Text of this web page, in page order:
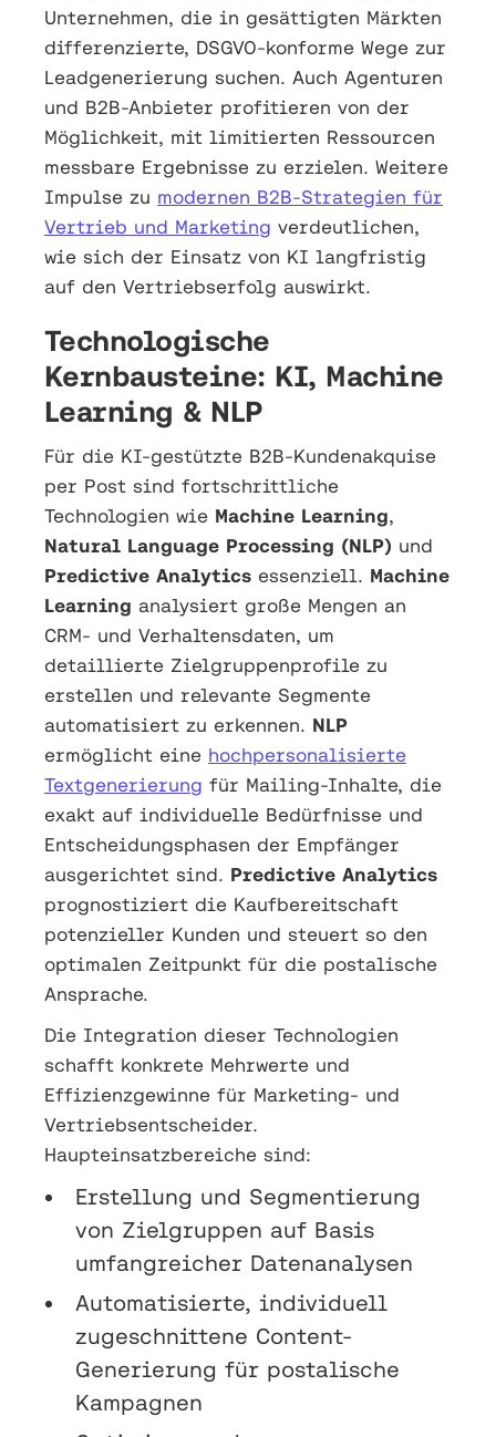
Unternehmen, die in gesättigten Märkten
differenzierte, DSGVO-konforme Wege zur
Leadgenerierung suchen. Auch Agenturen
und B2B-Anbieter profitieren von der
Möglichkeit, mit limitierten Ressourcen
messbare Ergebnisse zu erzielen. Weitere
Impulse zu modernen B2B-Strategien für
Vertrieb und Marketing verdeutlichen,
wie sich der Einsatz von KI langfristig
auf den Vertriebserfolg auswirkt.
Technologische
Kernbausteine: KI, Machine
Learning & NLP
Für die KI-gestützte B2B-Kundenakquise
per Post sind fortschrittliche
Technologien wie Machine Learning,
Natural Language Processing (NLP) und
Predictive Analytics essenziell. Machine
Learning analysiert große Mengen an
CRM- und Verhaltensdaten, um
detaillierte Zielgruppenprofile zu
erstellen und relevante Segmente
automatisiert zu erkennen. NLP
ermöglicht eine hochpersonalisierte
Textgenerierung für Mailing-Inhalte, die
exakt auf individuelle Bedürfnisse und
Entscheidungsphasen der Empfänger
ausgerichtet sind. Predictive Analytics
prognostiziert die Kaufbereitschaft
potenzieller Kunden und steuert so den
optimalen Zeitpunkt für die postalische
Ansprache.
Die Integration dieser Technologien
schafft konkrete Mehrwerte und
Effizienzgewinne für Marketing- und
Vertriebsentscheider.
Haupteinsatzbereiche sind:
Erstellung und Segmentierung
von Zielgruppen auf Basis
umfangreicher Datenanalysen
Automatisierte, individuell
zugeschnittene Content-
Generierung für postalische
Kampagnen